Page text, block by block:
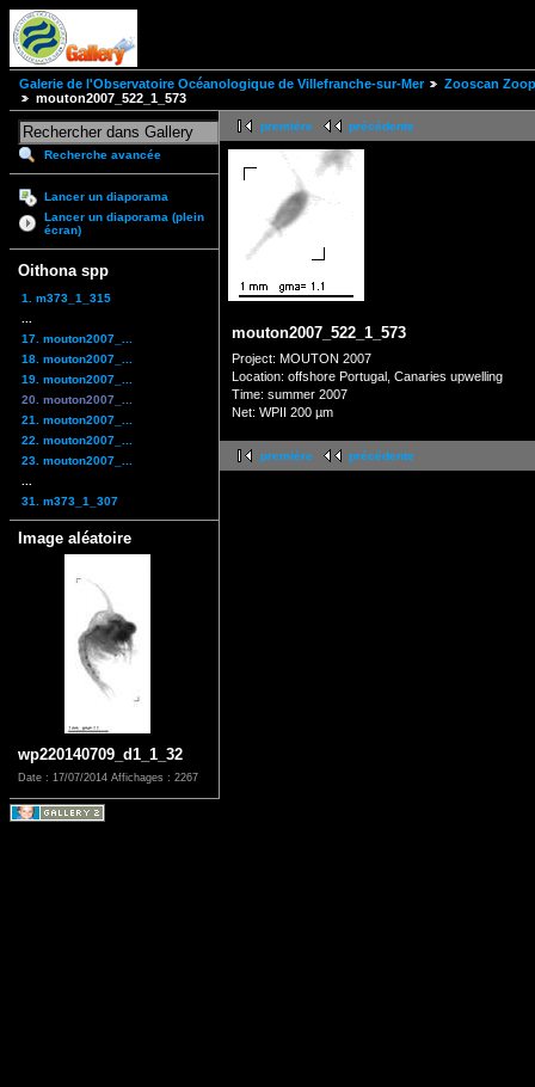
Galerie de l'Observatoire Océanologique de Villefranche-sur-Mer
Zooscan
mouton2007_522_1_573
Recherche avancée
Lancer un diaporama
Lancer un diaporama (plein
écran)
Oithona spp
1. m373_1_315
17. mouton2007_...
18. mouton2007_...
19. mouton2007_...
20. mouton2007_...
21. mouton2007_...
22. mouton2007_...
23. mouton2007_...
31. m373_1_307
Image aléatoire
wp220140709_d1_1_32
Date : 17/07/2014 Affichages : 2267
première précédente
mouton2007_522_1_573
Project: MOUTON 2007
Location: offshore Portugal, Canaries upwelling
Time: summer 2007
Net: WPII 200 µm
première précédente